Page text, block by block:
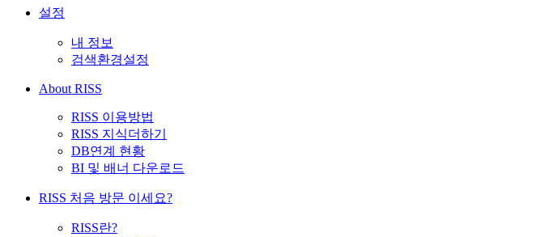
설정
내 정보
검색환경설정
About RISS
RISS 이용방법
RISS 지식더하기
DB연계 현황
BI 및 배너 다운로드
RISS 처음 방문 이세요?
RISS란?